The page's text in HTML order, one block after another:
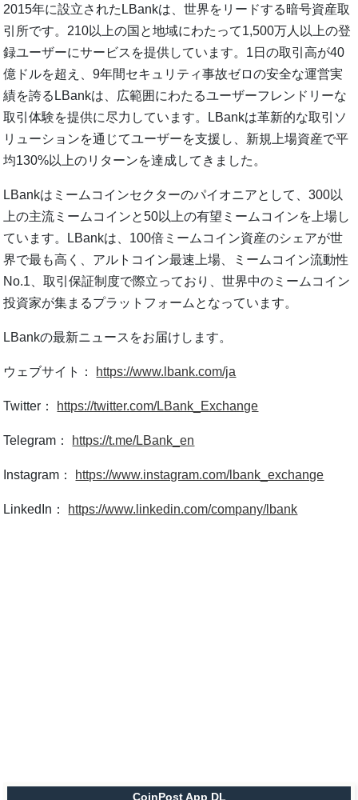
2015年に設立されたLBankは、世界をリードする暗号資産取
引所です。210以上の国と地域にわたって1,500万人以上の登
録ユーザーにサービスを提供しています。1日の取引高が40
億ドルを超え、9年間セキュリティ事故ゼロの安全な運営実
績を誇るLBankは、広範囲にわたるユーザーフレンドリーな
取引体験を提供に尽力しています。LBankは革新的な取引ソ
リューションを通じてユーザーを支援し、新規上場資産で平
均130%以上のリターンを達成してきました。
LBankはミームコインセクターのパイオニアとして、300以
上の主流ミームコインと50以上の有望ミームコインを上場し
ています。LBankは、100倍ミームコイン資産のシェアが世
界で最も高く、アルトコイン最速上場、ミームコイン流動性
No.1、取引保証制度で際立っており、世界中のミームコイン
投資家が集まるプラットフォームとなっています。
LBankの最新ニュースをお届けします。
ウェブサイト： https://www.lbank.com/ja
Twitter： https://twitter.com/LBank_Exchange
Telegram： https://t.me/LBank_en
Instagram： https://www.instagram.com/lbank_exchange
LinkedIn： https://www.linkedin.com/company/lbank
CoinPost App DL